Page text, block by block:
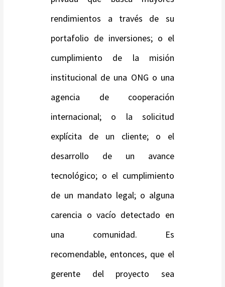
rendimientos a través de su
portafolio de inversiones; o el
cumplimiento de la misión
institucional de una ONG o una
agencia de cooperación
internacional; o la solicitud
explícita de un cliente; o el
desarrollo de un avance
tecnológico; o el cumplimiento
de un mandato legal; o alguna
carencia o vacío detectado en
una comunidad. Es
recomendable, entonces, que el
gerente del proyecto sea